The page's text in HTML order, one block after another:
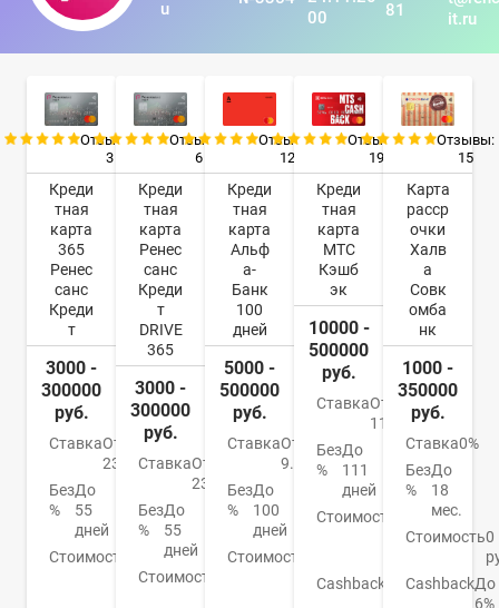
u
00
81
it.ru
Отзывы:
3
Креди
тная
карта
365
Ренес
санс
Креди
т
3000 -
300000
руб.
СтавкаОт
23.9%
Без
%
До
55
дней
Стоимость
Отзывы:
6
Креди
тная
карта
Ренес
санс
Креди
т
DRIVE
365
3000 -
300000
руб.
СтавкаОт
23.9%
Без
%
До
55
дней
Стоимость
Отзывы:
12
Креди
тная
карта
Альф
а-
Банк
100
дней
5000 -
500000
руб.
СтавкаОт
9.9%
Без
%
До
100
дней
Стоимость
590
Отзывы:
19
Креди
тная
карта
МТС
Кэшб
эк
10000 -
500000
руб.
СтавкаОт
11,9%
Без
%
До
111
дней
Стоимость
Cashback
Отзывы:
15
Карта
расср
очки
Халв
а
Совк
омба
нк
1000 -
350000
руб.
Ставка0%
Без
%
До
18
мес.
Стоимость0
CashbackДо
6%